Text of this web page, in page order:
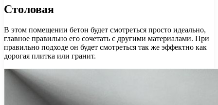
Столовая
В этом помещении бетон будет смотреться просто идеально,
главное правильно его сочетать с другими материалами. При
правильно подходе он будет смотреться так же эффектно как
дорогая плитка или гранит.